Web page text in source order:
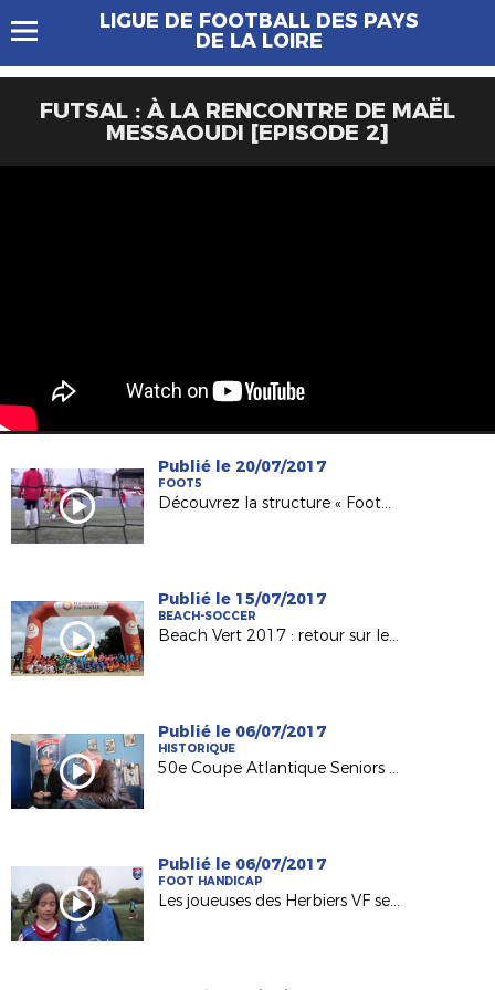
LIGUE DE FOOTBALL DES PAYS
DE LA LOIRE
FUTSAL : À LA RENCONTRE DE MAËL
MESSAOUDI [EPISODE 2]
Publié le 20/07/2017
FOOT5
Découvrez la structure « Foot5 Mobile FFF » !
Publié le 15/07/2017
BEACH-SOCCER
Beach Vert 2017 : retour sur les 4 étapes de la 1ère semaine !
Publié le 06/07/2017
HISTORIQUE
50e Coupe Atlantique Seniors : Retour sur la victoire de l'ASPTT Nantes en 1982
Publié le 06/07/2017
FOOT HANDICAP
Les joueuses des Herbiers VF sensibilisées au football adapté